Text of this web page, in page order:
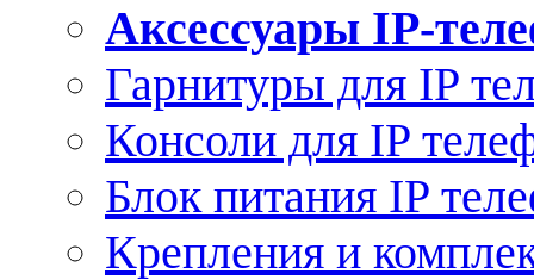
Аксессуары IP-
Гарнитуры для IP
Консоли для IP
Блок питания IP
Крепления и